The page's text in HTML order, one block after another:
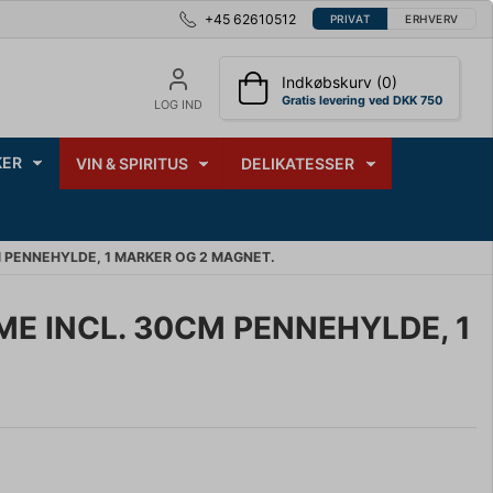
+45 62610512 PRIVAT ERHVERV
LOG IND
Indkøbskurv (0)
Gratis levering ved DKK 750
VIN & SPIRITUS DELIKATESSER
1 MARKER OG 2 MAGNET.
INCL. 30CM PENNEHYLDE, 1